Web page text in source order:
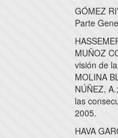
GÓMEZ
Parte
MUÑOZ
visión de
MOLINA
NÚÑEZ,
las
2005.
HAVA